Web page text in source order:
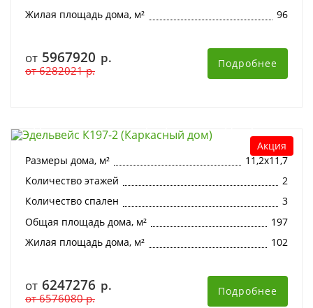
Жилая площадь дома, м²
96
от 5967920 р.
от6282021р.
Подробнее
Акция
Размеры дома, м²
11,2х11,7
Количество этажей
2
Количество спален
3
Общая площадь дома, м²
197
Жилая площадь дома, м²
102
от 6247276 р.
от6576080р.
Подробнее